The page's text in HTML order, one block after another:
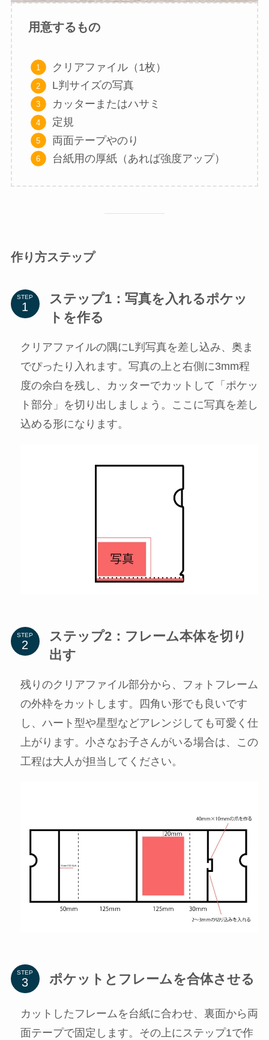
用意するもの
クリアファイル（1枚）
L判サイズの写真
カッターまたはハサミ
定規
両面テープやのり
台紙用の厚紙（あれば強度アップ）
作り方ステップ
STEP
ステップ1：写真を入れるポケッ
トを作る
クリアファイルの隅にL判写真を差し込み、奥ま
でぴったり入れます。写真の上と右側に3mm程
度の余白を残し、カッターでカットして「ポケッ
ト部分」を切り出しましょう。ここに写真を差し
込める形になります。
STEP
ステップ2：フレーム本体を切り
出す
残りのクリアファイル部分から、フォトフレーム
の外枠をカットします。四角い形でも良いです
し、ハート型や星型などアレンジしても可愛く仕
上がります。小さなお子さんがいる場合は、この
工程は大人が担当してください。
STEP ポケットとフレームを合体させる
カットしたフレームを台紙に合わせ、裏面から両
面テープで固定します。その上にステップ1で作